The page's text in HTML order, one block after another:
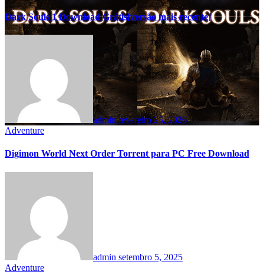
Dark Souls 1 Download Grátis[versão mais recente]
adminfevereiro 25, 2026
Adventure
Digimon World Next Order Torrent para PC Free Download
admin setembro 5, 2025
Adventure